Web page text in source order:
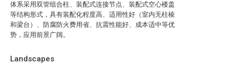
体系采用双管组合柱、装配式连接节点、装配式空心楼盖
等结构形式，具有装配化程度高、适用性好（室内无柱棱
和梁台）、防腐防火费用省、抗震性能好、成本适中等优
势，应用前景广阔。
Landscapes